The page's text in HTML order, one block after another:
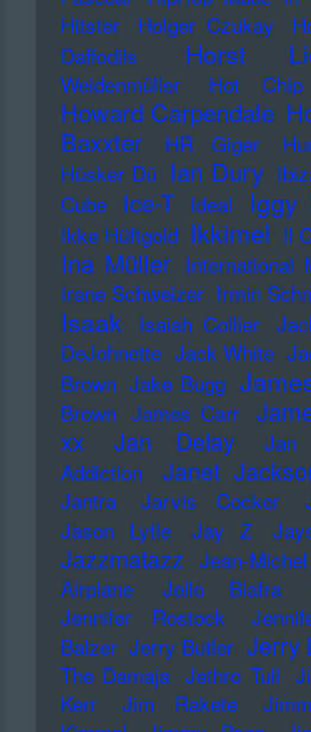
Hitster
Holger Czukay
Daffodils
Horst
Weidenmüller
Hot Chip
Howard Carpendale
Baxxter
HR Giger
Hüsker Dü Ian Dury
Cube
Ice-T Ideal Iggy
Ikke Hüftgold Ikkimel Il
Ina Müller International
Irene Schweizer Irmin
Isaak Isaiah Collier
DeJohnette Jack White
Brown Jake Bugg
Brown James Carr
xx
Jan Delay Jan
Addiction
Janet
Jantra
Jarvis Cocker
Jason Lytle
Jay Z
Jazzmatazz Jean-
Airplane
Jello Biafra
Jennifer Rostock
Balzer Jerry Butler Jerry
The Damaja Jethro Tull
Kerr
Jim Rakete